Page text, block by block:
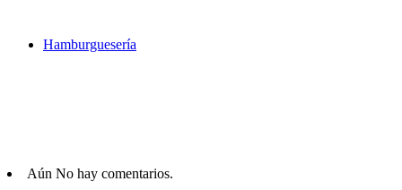
Hamburguesería
Aún No hay comentarios.